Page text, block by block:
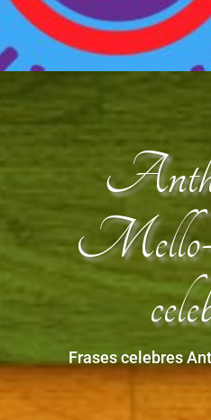
Frases celebres